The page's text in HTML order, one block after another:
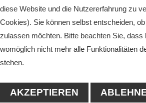
diese Website und die Nutzererfahrung zu
Cookies). Sie können selbst entscheiden,
zulassen möchten. Bitte beachten Sie, dass
womöglich nicht mehr alle Funktionalitäten
stehen.
AKZEPTIEREN